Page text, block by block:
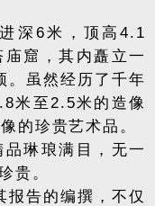
深6米，顶高4.1
窟，其内矗立一
。虽然经历了千年
米至2.5米的造像
的珍贵艺术品。
琳琅满目，无一
贵。
报告的编撰，不仅